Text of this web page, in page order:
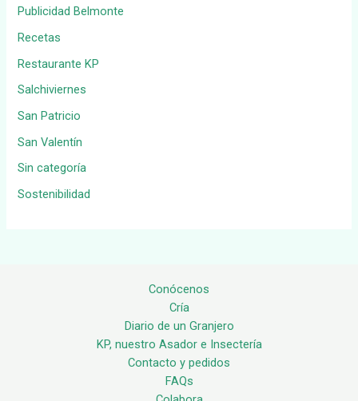
Publicidad Belmonte
Recetas
Restaurante KP
Salchiviernes
San Patricio
San Valentín
Sin categoría
Sostenibilidad
Conócenos
Cría
Diario de un Granjero
KP, nuestro Asador e Insectería
Contacto y pedidos
FAQs